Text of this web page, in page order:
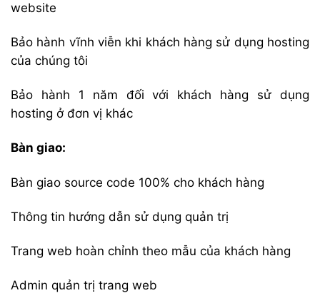
website
Bảo hành vĩnh viễn khi khách hàng sử dụng hosting
của chúng tôi
Bảo hành 1 năm đối với khách hàng sử dụng
hosting ở đơn vị khác
Bàn giao:
Bàn giao source code 100% cho khách hàng
Thông tin hướng dẫn sử dụng quản trị
Trang web hoàn chỉnh theo mẫu của khách hàng
Admin quản trị trang web